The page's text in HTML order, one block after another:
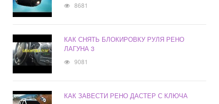
8681
КАК СНЯТЬ БЛОКИРОВКУ РУЛЯ РЕНО
ЛАГУНА 3
9081
КАК ЗАВЕСТИ РЕНО ДАСТЕР С КЛЮЧА